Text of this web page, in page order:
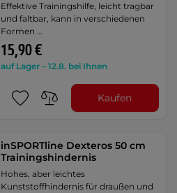
Effektive Trainingshilfe, leicht tragbar
und faltbar, kann in verschiedenen
Formen …
15,90 €
auf Lager – 12.8. bei Ihnen
Kaufen
inSPORTline Dexteros 50 cm
Trainingshindernis
Hohes, aber leichtes
Kunststoffhindernis für draußen und